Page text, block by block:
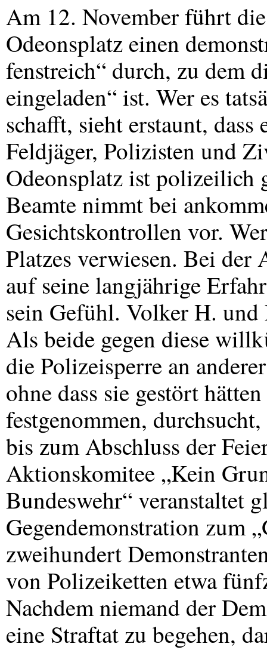
Am 12. November führt
Odeonsplatz einen
fenstreich“ durch, zu dem
eingeladen“ ist. Wer es
schafft, sieht erstaunt,
Feldjäger, Polizisten und
Odeonsplatz ist polizeilich
Beamte nimmt bei
Gesichtskontrollen vor.
Platzes verwiesen. Bei der
auf seine langjährige
sein Gefühl. Volker H.
Als beide gegen diese
die Polizeisperre an
ohne dass sie gestört
festgenommen,
bis zum Abschluss der
Aktionskomitee „Kein
Bundeswehr“ veranstaltet
Gegendemonstration zum
zweihundert
von Polizeiketten etwa
Nachdem niemand der
eine Straftat zu begehen,